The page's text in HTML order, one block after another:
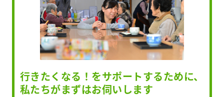
行きたくなる！をサポートするために、
私たちがまずはお伺いします